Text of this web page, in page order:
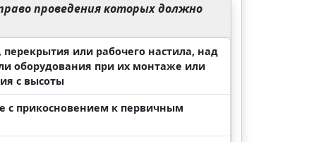
проведения которых должно
или рабочего настила, над
оборудования при их монтаже или
с высоты
с прикосновением к первичным